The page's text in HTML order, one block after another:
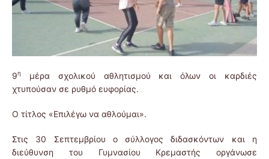
9η
μέρα σχολικού αθλητισμού και όλων οι καρδιές
χτυπούσαν σε ρυθμό ευφορίας.
Ο τίτλος «Επιλέγω να αθλούμαι».
Στις 30 Σεπτεμβρίου ο σύλλογος διδασκόντων και η
διεύθυνση του Γυμνασίου Κρεμαστής οργάνωσε